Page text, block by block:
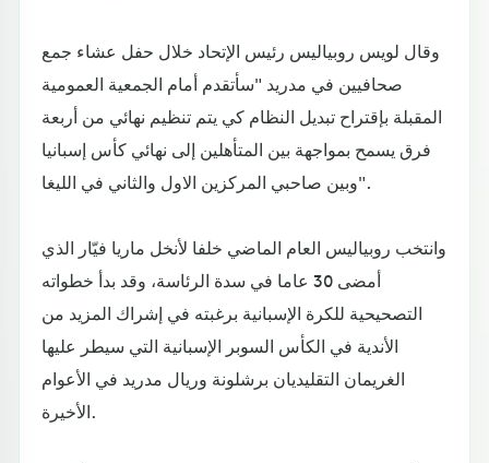
وقال لويس روبياليس رئيس الإتحاد خلال حفل عشاء جمع
صحافيين في مدريد "سأتقدم أمام الجمعية العمومية
المقبلة بإقتراح تبديل النظام كي يتم تنظيم نهائي من أربعة
فرق يسمح بمواجهة بين المتأهلين إلى نهائي كأس إسبانيا
وبين صاحبي المركزين الاول والثاني في الليغا".
وانتخب روبياليس العام الماضي خلفا لأنخل ماريا فيّار الذي
أمضى 30 عاما في سدة الرئاسة، وقد بدأ خطواته
التصحيحية للكرة الإسبانية برغبته في إشراك المزيد من
الأندية في الكأس السوبر الإسبانية التي سيطر عليها
الغريمان التقليديان برشلونة وريال مدريد في الأعوام
الأخيرة.